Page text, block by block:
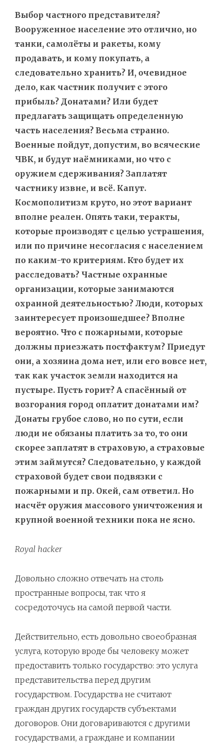
Выбор частного представителя?
Вооруженное население это отлично, но
танки, самолёты и ракеты, кому
продавать, и кому покупать, а
следовательно хранить? И, очевидное
дело, как частник получит с этого
прибыль? Донатами? Или будет
предлагать защищать определенную
часть населения? Весьма странно.
Военные пойдут, допустим, во всяческие
ЧВК, и будут наёмниками, но что с
оружием сдерживания? Заплатят
частнику извне, и всё. Капут.
Космополитизм круто, но этот вариант
вполне реален. Опять таки, теракты,
которые производят с целью устрашения,
или по причине несогласия с населением
по каким-то критериям. Кто будет их
расследовать? Частные охранные
организации, которые занимаются
охранной деятельностью? Люди, которых
заинтересует произошедшее? Вполне
вероятно. Что с пожарными, которые
должны приезжать постфактум? Приедут
они, а хозяина дома нет, или его вовсе нет,
так как участок земли находится на
пустыре. Пусть горит? А спасённый от
возгорания город оплатит донатами им?
Донаты грубое слово, но по сути, если
люди не обязаны платить за то, то они
скорее заплатят в страховую, а страховые
этим займутся? Следовательно, у каждой
страховой будет свои подвязки с
пожарными и пр. Окей, сам ответил. Но
насчёт оружия массового уничтожения и
крупной военной техники пока не ясно.
Royal hacker
Довольно сложно отвечать на столь
пространные вопросы, так что я
сосредоточусь на самой первой части.
Действительно, есть довольно своеобразная
услуга, которую вроде бы человеку может
предоставить только государство: это услуга
представительства перед другим
государством. Государства не считают
граждан других государств субъектами
договоров. Они договариваются с другими
государствами, а граждане и компании